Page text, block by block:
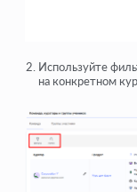
Используйте
на конкретном